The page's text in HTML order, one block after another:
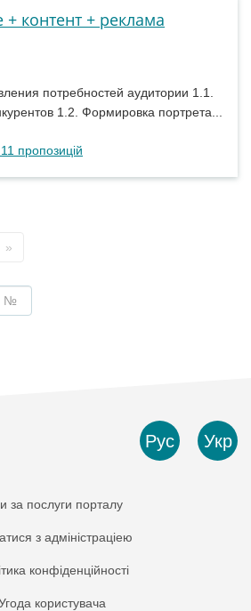
контент + реклама
потребностей аудитории 1.1.
1.2. Формировка портрета...
11 пропозицій
»
Рус Укр
за послуги порталу
з адміністраціею
конфіденційності
користувача